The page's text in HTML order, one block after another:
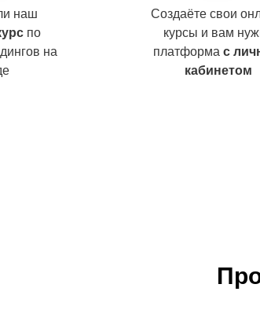
наш
по
на
Создаёте свои
курсы и вам
платформа с
кабинетом